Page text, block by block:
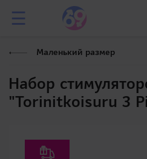
Маленький размер
Набор
"Torinitkoisuru 3